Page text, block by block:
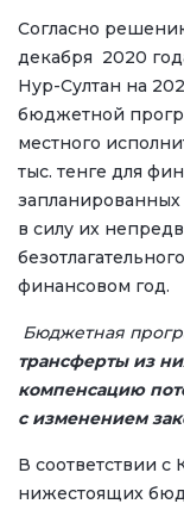
Согласно
декабря 2020
Нур-Султан на
бюджетной
местного
тыс. тенге для
в силу их
финансовом год.
Бюджетная
трансферты из
компенсацию
с изменением
В соответствии
нижестоящих